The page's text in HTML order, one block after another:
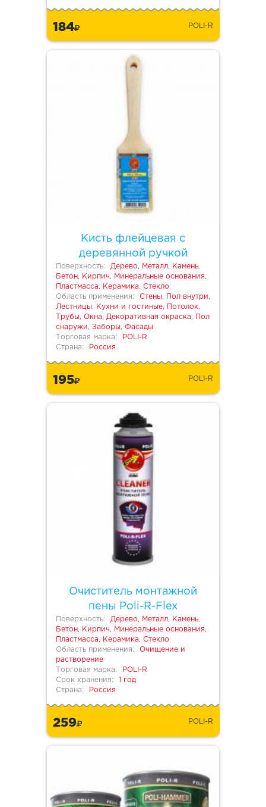
184 POLI-R
Кисть флейцевая с
деревянной ручкой
Поверхность:
Дерево, Металл, Камень,
Бетон, Кирпич, Минеральные основания,
Пластмасса, Керамика, Стекло
Область применения:
Стены, Пол внутри,
Лестницы, Кухни и гостиные, Потолок,
Трубы, Окна, Декоративная окраска, Пол
снаружи, Заборы, Фасады
Торговая марка:
POLI-R
Страна:
Россия
195 POLI-R
Очиститель монтажной
пены Poli-R-Flex
Поверхность:
Дерево, Металл, Камень,
Бетон, Кирпич, Минеральные основания,
Пластмасса, Керамика, Стекло
Область применения:
Очищение и
растворение
Торговая марка:
POLI-R
Срок хранения:
1 год
Страна:
Россия
259 POLI-R